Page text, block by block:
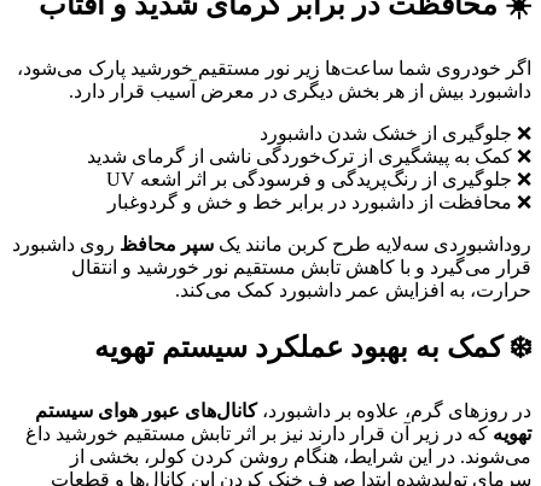
اگر خودروی شما ساعت‌ها زیر نور مستقیم خورشید پارک می‌شود،
داشبورد بیش از هر بخش دیگری در معرض آسیب قرار دارد.
❌ جلوگیری از خشک شدن داشبورد
❌ کمک به پیشگیری از ترک‌خوردگی ناشی از گرمای شدید
❌ جلوگیری از رنگ‌پریدگی و فرسودگی بر اثر اشعه UV
❌ محافظت از داشبورد در برابر خط و خش و گردوغبار
روداشبوردی سه‌لایه طرح کربن مانند یک سپر محافظ روی داشبورد
قرار می‌گیرد و با کاهش تابش مستقیم نور خورشید و انتقال
حرارت، به افزایش عمر داشبورد کمک می‌کند.
❄️ کمک به بهبود عملکرد سیستم تهویه
در روزهای گرم، علاوه بر داشبورد،کانال‌های عبور هوای سیستم
تهویه که در زیر آن قرار دارند نیز بر اثر تابش مستقیم خورشید داغ
می‌شوند. در این شرایط، هنگام روشن کردن کولر، بخشی از
سرمای تولیدشده ابتدا صرف خنک کردن این کانال‌ها و قطعات